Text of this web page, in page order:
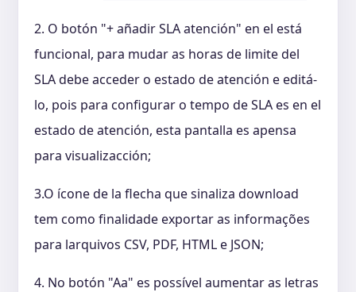
2. O botón "+ añadir SLA atención" en el está
funcional, para mudar as horas de limite del
SLA debe acceder o estado de atención e editá-
lo, pois para configurar o tempo de SLA es en el
estado de atención, esta pantalla es apensa
para visualizacción;
3.O ícone de la flecha que sinaliza download
tem como finalidade exportar as informações
para larquivos CSV, PDF, HTML e JSON;
4. No botón "Aa" es possível aumentar as letras